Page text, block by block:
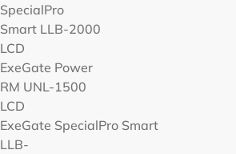
SpecialPro
Smart LLB-2000
LCD
ExeGate Power
RM UNL-1500
LCD
ExeGate SpecialPro Smart
LLB-